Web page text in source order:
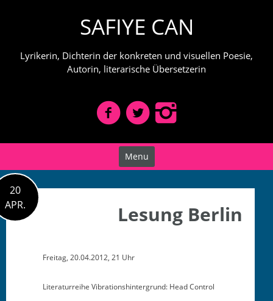
SAFIYE CAN
Lyrikerin, Dichterin der konkreten und visuellen Poesie,
Autorin, literarische Übersetzerin
Menu
20
APR.
Lesung Berlin
Fre­itag, 20.04.2012, 21 Uhr
Lit­er­atur­rei­he Vibra­tionsh­in­ter­grund: Head Control